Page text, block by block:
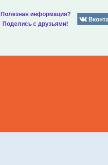
Полезная информация?
Поделись с друзьями!